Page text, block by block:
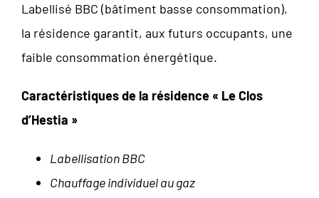
Labellisé BBC (bâtiment basse consommation),
la résidence garantit, aux futurs occupants, une
faible consommation énergétique.
Caractéristiques de la résidence « Le Clos
d’Hestia »
Labellisation BBC
Chauffage individuel au gaz